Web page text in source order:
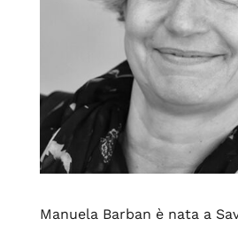
Manuela Barban è nata a